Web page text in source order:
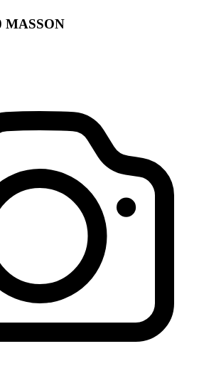
MASSON